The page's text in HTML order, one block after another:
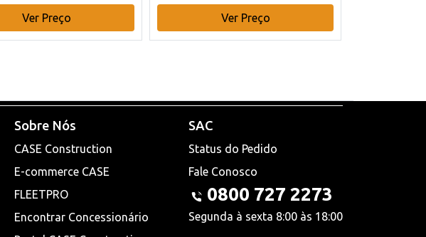
Ver Preço
Ver Preço
Sobre Nós
CASE Construction
E-commerce CASE
FLEETPRO
Encontrar Concessionário
SAC
Status do Pedido
Fale Conosco
0800 727 2273
Segunda à sexta 8:00 às 18:00